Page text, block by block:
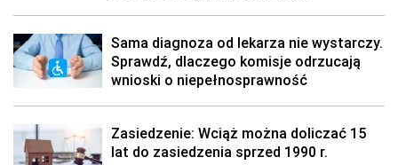
Sama diagnoza od lekarza nie wystarczy.
Sprawdź, dlaczego komisje odrzucają
wnioski o niepełnosprawność
Zasiedzenie: Wciąż można doliczać 15
lat do zasiedzenia sprzed 1990 r.